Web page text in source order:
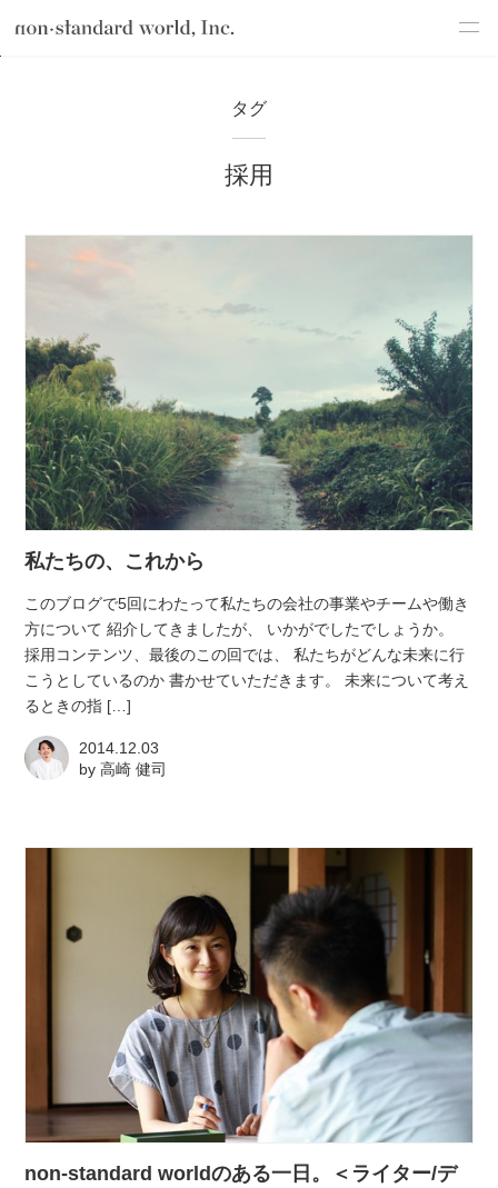
csr
works
blog
atelier
english
タグ
採用
私たちの、これから
このブログで5回にわたって私たちの会社の事業やチームや働き
方について 紹介してきましたが、 いかがでしたでしょうか。
採用コンテンツ、最後のこの回では、 私たちがどんな未来に行
こうとしているのか 書かせていただきます。 未来について考え
るときの指 […]
2014.12.03
by高崎 健司
non-standard worldのある一日。＜ライター/デ